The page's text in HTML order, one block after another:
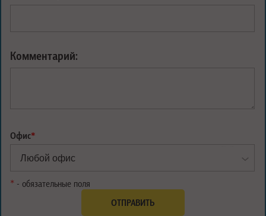
Комментарий:
Офис*
* - обязательные поля